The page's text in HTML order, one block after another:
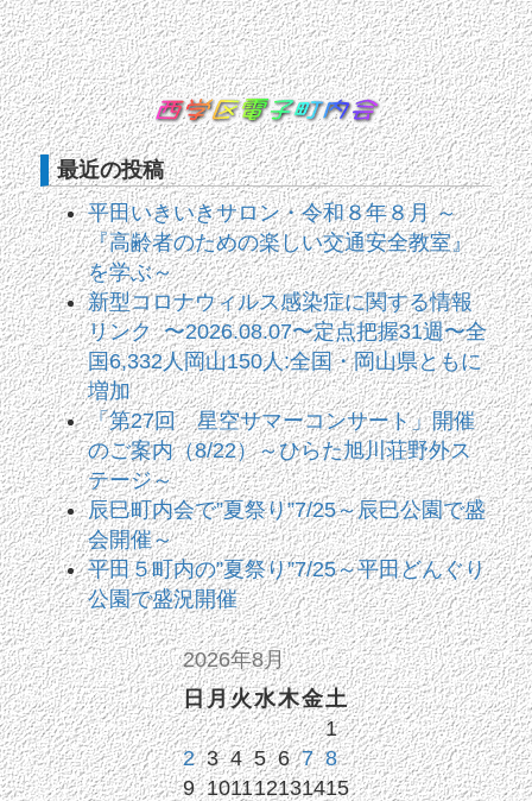
最近の投稿
平田いきいきサロン・令和８年８月 ～
『高齢者のための楽しい交通安全教室』
を学ぶ～
新型コロナウィルス感染症に関する情報
リンク 〜2026.08.07〜定点把握31週〜全
国6,332人岡山150人:全国・岡山県ともに
増加
「第27回 星空サマーコンサート」開催
のご案内（8/22）～ひらた旭川荘野外ス
テージ～
辰巳町内会で”夏祭り”7/25～辰巳公園で盛
会開催～
平田５町内の”夏祭り”7/25～平田どんぐり
公園で盛況開催
2026年8月
日月火水木金土
1
2 3 4 5 6 7 8
9 101112131415